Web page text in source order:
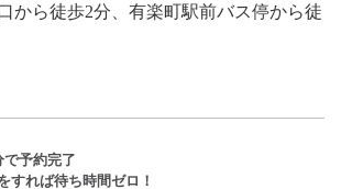
から徒歩2分、有楽町駅前バス停から徒
で予約完了
すれば待ち時間ゼロ！